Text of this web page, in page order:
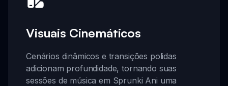
Visuais Cinemáticos
Cenários dinâmicos e transições polidas
adicionam profundidade, tornando suas
sessões de música em Sprunki Ani uma